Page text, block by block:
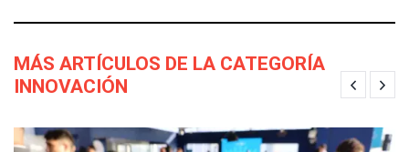
MÁS ARTÍCULOS DE LA CATEGORÍA
INNOVACIÓN